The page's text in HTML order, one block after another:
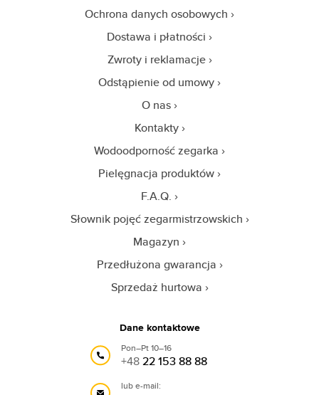
Ochrona danych osobowych
Dostawa i płatności
Zwroty i reklamacje
Odstąpienie od umowy
O nas
Kontakty
Wodoodporność zegarka
Pielęgnacja produktów
F.A.Q.
Słownik pojęć zegarmistrzowskich
Magazyn
Przedłużona gwarancja
Sprzedaż hurtowa
Dane kontaktowe
Pon–Pt 10–16
+4822 153 88 88
lub e-mail: